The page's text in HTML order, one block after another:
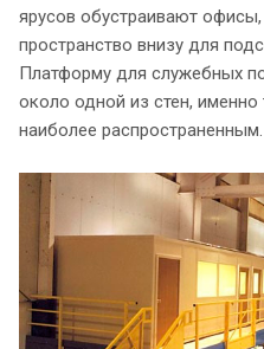
ярусов обустраивают
пространство внизу для
Платформу для служебных
около одной из стен, именно
наиболее распространенным.